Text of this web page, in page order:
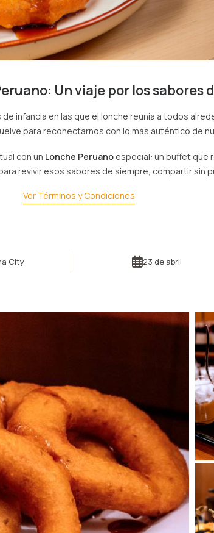
Un viaje por los sabores
infancia en las que el lonche reunía a todos
para reconectarnos con lo más auténtico de
con un Lonche Peruano especial: un buffet que
revivir esos sabores de siempre, compartir sin
Ver Términos y Condiciones
City 23 de abril